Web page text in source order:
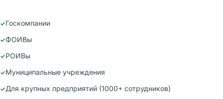
Госкомпании
ФОИВы
РОИВы
Муниципальные учреждения
Для крупных предприятий (1000+ сотрудников)